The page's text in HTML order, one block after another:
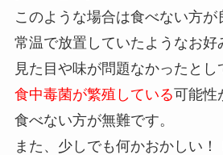
このような場合は食べない方が
常温で放置していたようなお好
見た目や味が問題なかったとし
食中毒菌が繁殖している可能性
食べない方が無難です。
また、少しでも何かおかしい